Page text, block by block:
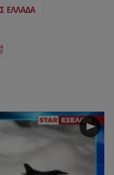
ΕΛΛΑΔΑ